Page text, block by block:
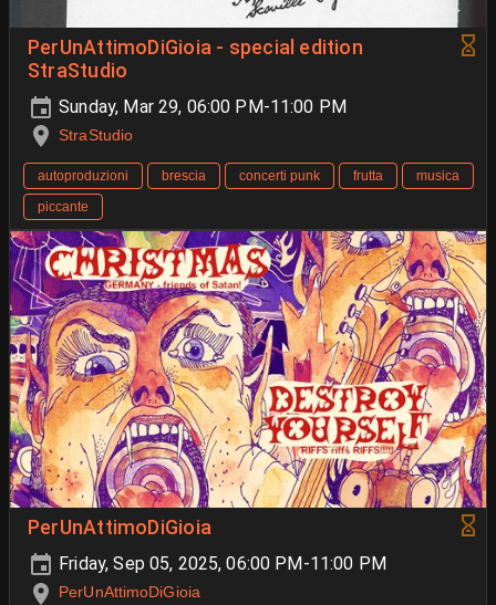
PerUnAttimoDiGioia - special edition
StraStudio
Sunday, Mar 29, 06:00 PM-11:00 PM
StraStudio
autoproduzioni brescia concerti punk frutta
musica
piccante
PerUnAttimoDiGioia
Friday, Sep 05, 2025, 06:00 PM-11:00 PM
PerUnAttimoDiGioia